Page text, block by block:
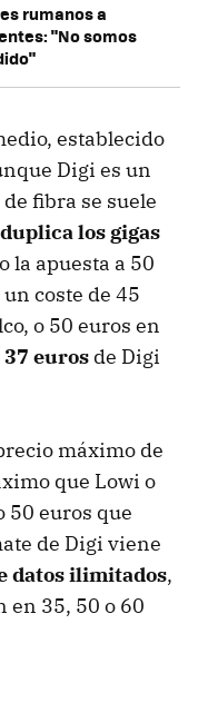
rumanos a
"No somos
establecido
Digi es un
fibra se suele
los gigas
la apuesta a 50
coste de 45
o 50 euros en
37 euros de Digi
máximo de
que Lowi o
50 euros que
de Digi viene
datos ilimitados,
en 35, 50 o 60